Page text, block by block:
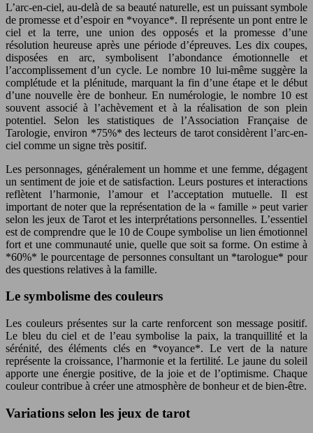
L’arc-en-ciel, au-delà de sa beauté naturelle, est un puissant symbole
de promesse et d’espoir en *voyance*. Il représente un pont entre le
ciel et la terre, une union des opposés et la promesse d’une
résolution heureuse après une période d’épreuves. Les dix coupes,
disposées en arc, symbolisent l’abondance émotionnelle et
l’accomplissement d’un cycle. Le nombre 10 lui-même suggère la
complétude et la plénitude, marquant la fin d’une étape et le début
d’une nouvelle ère de bonheur. En numérologie, le nombre 10 est
souvent associé à l’achèvement et à la réalisation de son plein
potentiel. Selon les statistiques de l’Association Française de
Tarologie, environ *75%* des lecteurs de tarot considèrent l’arc-en-
ciel comme un signe très positif.
Les personnages, généralement un homme et une femme, dégagent
un sentiment de joie et de satisfaction. Leurs postures et interactions
reflètent l’harmonie, l’amour et l’acceptation mutuelle. Il est
important de noter que la représentation de la « famille » peut varier
selon les jeux de Tarot et les interprétations personnelles. L’essentiel
est de comprendre que le 10 de Coupe symbolise un lien émotionnel
fort et une communauté unie, quelle que soit sa forme. On estime à
*60%* le pourcentage de personnes consultant un *tarologue* pour
des questions relatives à la famille.
Le symbolisme des couleurs
Les couleurs présentes sur la carte renforcent son message positif.
Le bleu du ciel et de l’eau symbolise la paix, la tranquillité et la
sérénité, des éléments clés en *voyance*. Le vert de la nature
représente la croissance, l’harmonie et la fertilité. Le jaune du soleil
apporte une énergie positive, de la joie et de l’optimisme. Chaque
couleur contribue à créer une atmosphère de bonheur et de bien-être.
Variations selon les jeux de tarot